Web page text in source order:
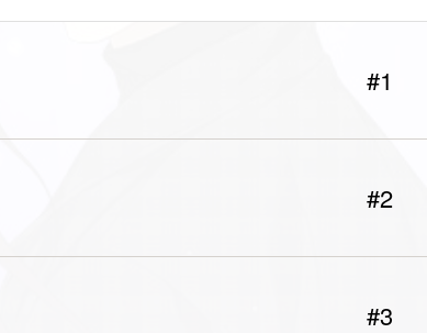
#1
#2
#3